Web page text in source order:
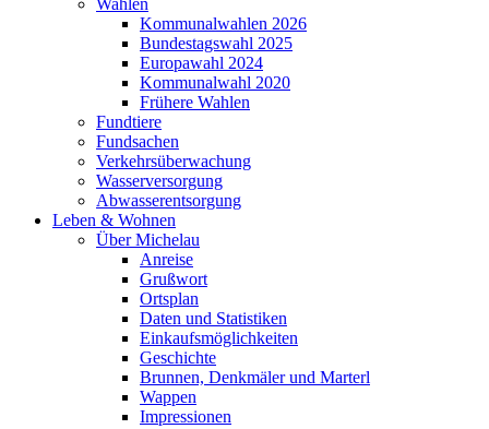
Wahlen
Kommunalwahlen 2026
Bundestagswahl 2025
Europawahl 2024
Kommunalwahl 2020
Frühere Wahlen
Fundtiere
Fundsachen
Verkehrsüberwachung
Wasserversorgung
Abwasserentsorgung
Leben & Wohnen
Über Michelau
Anreise
Grußwort
Ortsplan
Daten und Statistiken
Einkaufsmöglichkeiten
Geschichte
Brunnen, Denkmäler und Marterl
Wappen
Impressionen